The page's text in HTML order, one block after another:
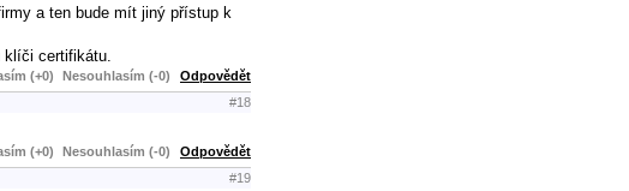
a ten bude mít jiný přístup k
certifikátu.
(+0) Nesouhlasím (-0) Odpovědět
#18
(+0) Nesouhlasím (-0) Odpovědět
#19